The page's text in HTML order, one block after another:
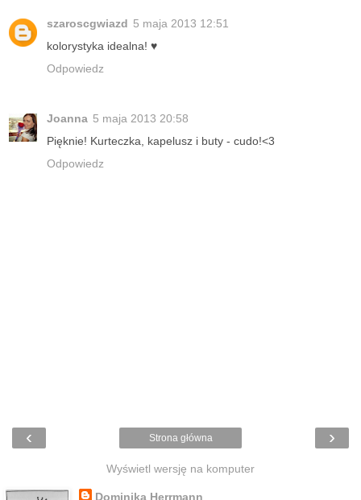
szaroscgwiazd 5 maja 2013 12:51
kolorystyka idealna! ♥
Odpowiedz
Joanna 5 maja 2013 20:58
Pięknie! Kurteczka, kapelusz i buty - cudo!<3
Odpowiedz
‹ ›
Strona główna
Wyświetl wersję na komputer
Dominika Herrmann